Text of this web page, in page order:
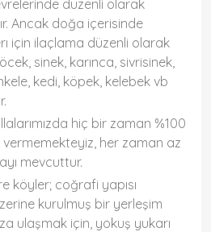
düzenli olarak
Ancak doğa içerisinde
için ilaçlama düzenli olarak
sinek, karınca, sivrisinek,
kedi, köpek, kelebek vb
hiç bir zaman %100
her zaman az
mevcuttur.
köyler; coğrafi yapısı
kurulmuş bir yerleşim
ulaşmak için, yokuş yukarı